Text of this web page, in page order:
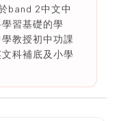
band 2中文中
習基礎的學
教授初中功課
科補底及小學